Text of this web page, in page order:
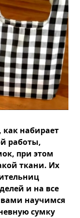
набирает
работы,
при этом
ткани. Их
и на все
научимся
сумку